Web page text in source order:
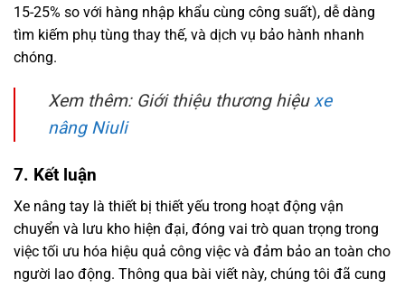
15-25% so với hàng nhập khẩu cùng công suất), dễ dàng
tìm kiếm phụ tùng thay thế, và dịch vụ bảo hành nhanh
chóng.
Xem thêm: Giới thiệu thương hiệuxe
nâng Niuli
7. Kết luận
Xe nâng tay là thiết bị thiết yếu trong hoạt động vận
chuyển và lưu kho hiện đại, đóng vai trò quan trọng trong
việc tối ưu hóa hiệu quả công việc và đảm bảo an toàn cho
người lao động. Thông qua bài viết này, chúng tôi đã cung